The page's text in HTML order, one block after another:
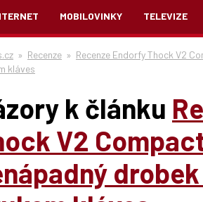
MOBILOVINKY TELEVIZE
» Recenze » Recenze Endorfy Thock V2
kláves
k článku
V2